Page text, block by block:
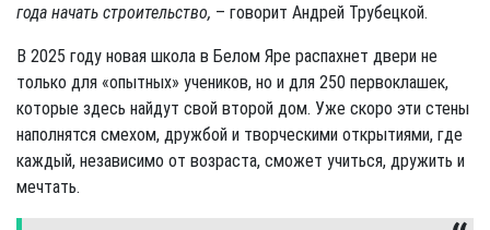
года начать строительство, – говорит Андрей Трубецкой.
В 2025 году новая школа в Белом Яре распахнет двери не
только для «опытных» учеников, но и для 250 первоклашек,
которые здесь найдут свой второй дом. Уже скоро эти стены
наполнятся смехом, дружбой и творческими открытиями, где
каждый, независимо от возраста, сможет учиться, дружить и
мечтать.